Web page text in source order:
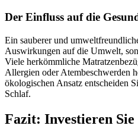
Der Einfluss auf die
Ein sauberer und
Auswirkungen auf die Umwelt,
Viele herkömmliche
Allergien oder Atembeschwerden
ökologischen Ansatz entscheiden
Schlaf.
Fazit: Investieren